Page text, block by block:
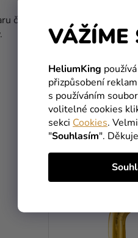
VÁŽÍME
HeliumKing
přizpůsobení
s používáním
volitelné cookies
sekci Cookies.
"Souhlasím".
čísla Vám doporučujeme